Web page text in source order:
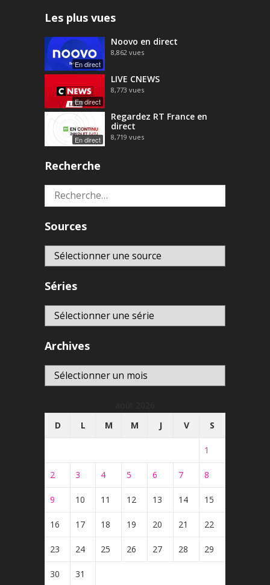
Les plus vues
En direct
Noovo en direct
8,862 vues
En direct
LIVE CNEWS
8,773 vues
En direct
Regardez RT France en
direct
8,719 vues
Recherche
Rechercher :
Sources
Séries
Archives
Archives
D
L M M J V S
1
2 3 4 5 6 7 8
9 10 11 12 13 14 15
16 17 18 19 20 21 22
23 24 25 26 27 28 29
30 31